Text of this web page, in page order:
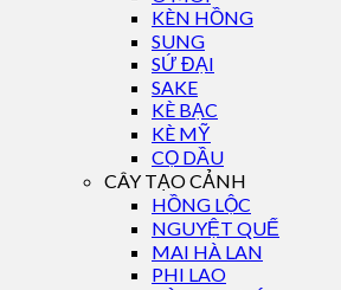
KÈN HỒNG
SUNG
SỨ ĐẠI
SAKE
KÈ BẠC
KÈ MỸ
CỌ DẦU
CÂY TẠO CẢNH
HỒNG LỘC
NGUYỆT QUẾ
MAI HÀ LAN
PHI LAO